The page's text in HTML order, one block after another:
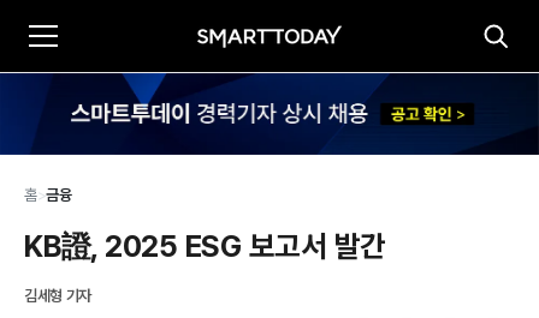
홈>금융
KB證, 2025 ESG 보고서 발간
김세형 기자